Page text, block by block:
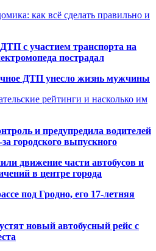
как всё сделать правильно и
с участием транспорта на
пострадал
ДТП унесло жизнь мужчины
рейтинги и насколько им
и предупредила водителей
городского выпускного
движение части автобусов и
в центре города
под Гродно, его 17-летняя
новый автобусный рейс с